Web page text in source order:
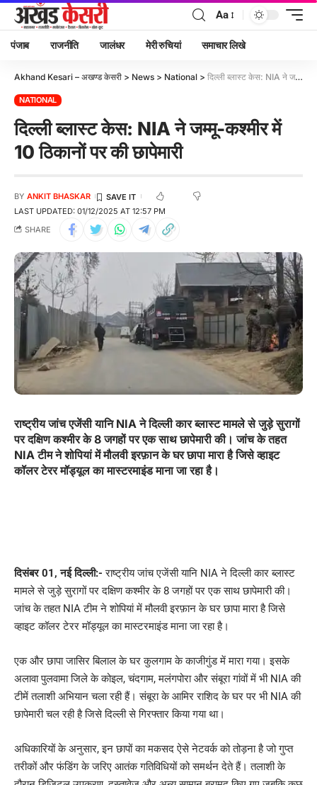
Aa
पंजाब राजनीति जालंधर मेरी रुचियां समाचार लिखे
Akhand Kesari – अखण्ड केसरी > News > National > दिल्ली ब्लास्ट केस: NIA ने जम्मू-कश्मीर में 10 ठिकानों पर की छापेमारी
NATIONAL
दिल्ली ब्लास्ट केस: NIA ने जम्मू-कश्मीर में
10 ठिकानों पर की छापेमारी
LAST UPDATED: 01/12/2025 AT 12:57 PM
BY ANKIT BHASKAR
SHARE
राष्ट्रीय जांच एजेंसी यानि NIA ने दिल्ली कार ब्लास्ट मामले से जुड़े सुरागों
पर दक्षिण कश्मीर के 8 जगहों पर एक साथ छापेमारी की। जांच के तहत
NIA टीम ने शोपियां में मौलवी इरफ़ान के घर छापा मारा है जिसे व्हाइट
कॉलर टेरर मॉड्यूल का मास्टरमाइंड माना जा रहा है।
दिसंबर 01, नई दिल्ली:- राष्ट्रीय जांच एजेंसी यानि NIA ने दिल्ली कार ब्लास्ट
मामले से जुड़े सुरागों पर दक्षिण कश्मीर के 8 जगहों पर एक साथ छापेमारी की।
जांच के तहत NIA टीम ने शोपियां में मौलवी इरफ़ान के घर छापा मारा है जिसे
व्हाइट कॉलर टेरर मॉड्यूल का मास्टरमाइंड माना जा रहा है।
एक और छापा जासिर बिलाल के घर कुलगाम के काजीगुंड में मारा गया। इसके
अलावा पुलवामा जिले के कोइल, चंदगाम, मलंगपोरा और संबूरा गांवों में भी NIA की
टीमें तलाशी अभियान चला रही हैं। संबूरा के आमिर राशिद के घर पर भी NIA की
छापेमारी चल रही है जिसे दिल्ली से गिरफ्तार किया गया था।
अधिकारियों के अनुसार, इन छापों का मकसद ऐसे नेटवर्क को तोड़ना है जो गुप्त
तरीकों और फंडिंग के जरिए आतंक गतिविधियों को समर्थन देते हैं। तलाशी के